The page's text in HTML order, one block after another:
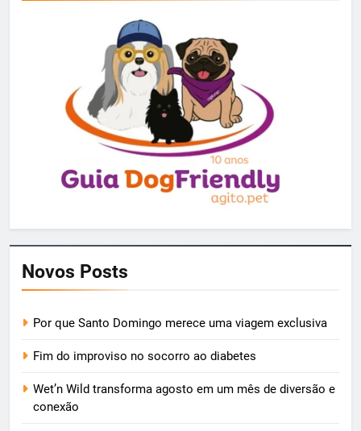
Novos Posts
Por que Santo Domingo merece uma viagem exclusiva
Fim do improviso no socorro ao diabetes
Wet’n Wild transforma agosto em um mês de diversão e
conexão